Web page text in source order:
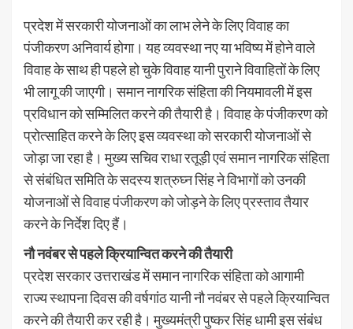
प्रदेश में सरकारी योजनाओं का लाभ लेने के लिए विवाह का
पंजीकरण अनिवार्य होगा। यह व्यवस्था नए या भविष्य में होने वाले
विवाह के साथ ही पहले हो चुके विवाह यानी पुराने विवाहितों के लिए
भी लागू की जाएगी। समान नागरिक संहिता की नियमावली में इस
प्रविधान को सम्मिलित करने की तैयारी है। विवाह के पंजीकरण को
प्रोत्साहित करने के लिए इस व्यवस्था को सरकारी योजनाओं से
जोड़ा जा रहा है। मुख्य सचिव राधा रतूड़ी एवं समान नागरिक संहिता
से संबंधित समिति के सदस्य शत्रुघ्न सिंह ने विभागाें को उनकी
योजनाओं से विवाह पंजीकरण को जोड़ने के लिए प्रस्ताव तैयार
करने के निर्देश दिए हैं।
नौ नवंबर से पहले क्रियान्वित करने की तैयारी
प्रदेश सरकार उत्तराखंड में समान नागरिक संहिता को आगामी
राज्य स्थापना दिवस की वर्षगांठ यानी नौ नवंबर से पहले क्रियान्वित
करने की तैयारी कर रही है। मुख्यमंत्री पुष्कर सिंह धामी इस संबंध